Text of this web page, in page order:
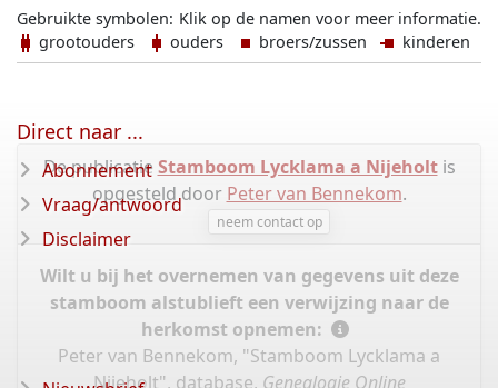
Klik op de namen voor meer informatie.
Gebruikte symbolen:
grootouders
ouders broers/zussen kinderen
De publicatie Stamboom Lycklama a Nijeholtis
opgesteld door Peter van Bennekom.
neem contact op
Wilt u bij het overnemen van gegevens uit deze
stamboom alstublieft een verwijzing naar de
herkomst opnemen:
Peter van Bennekom, "Stamboom Lycklama a
Nijeholt", database, Genealogie Online
Direct naar ...
Abonnement
Vraag/antwoord
Disclaimer